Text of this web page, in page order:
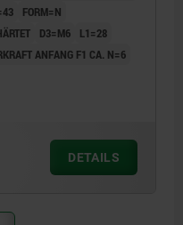
FORM=N
D3=M6
L1=28
ANFANG F1 CA. N=6
DETAILS